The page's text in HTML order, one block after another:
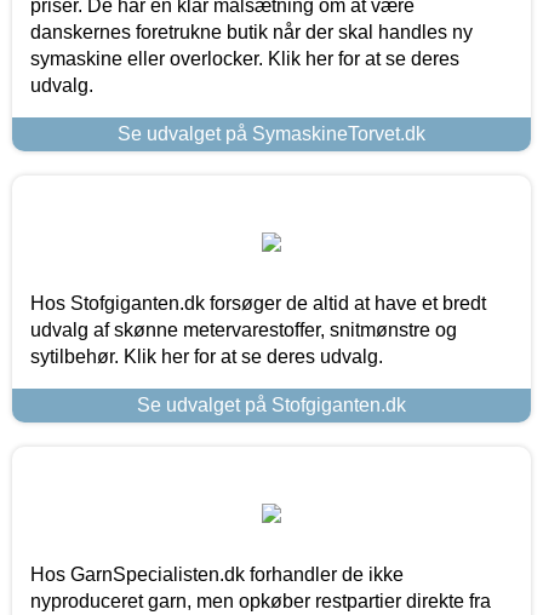
priser. De har en klar målsætning om at være
danskernes foretrukne butik når der skal handles ny
symaskine eller overlocker. Klik her for at se deres
udvalg.
Se udvalget på SymaskineTorvet.dk
Hos Stofgiganten.dk forsøger de altid at have et bredt
udvalg af skønne metervarestoffer, snitmønstre og
sytilbehør. Klik her for at se deres udvalg.
Se udvalget på Stofgiganten.dk
Hos GarnSpecialisten.dk forhandler de ikke
nyproduceret garn, men opkøber restpartier direkte fra